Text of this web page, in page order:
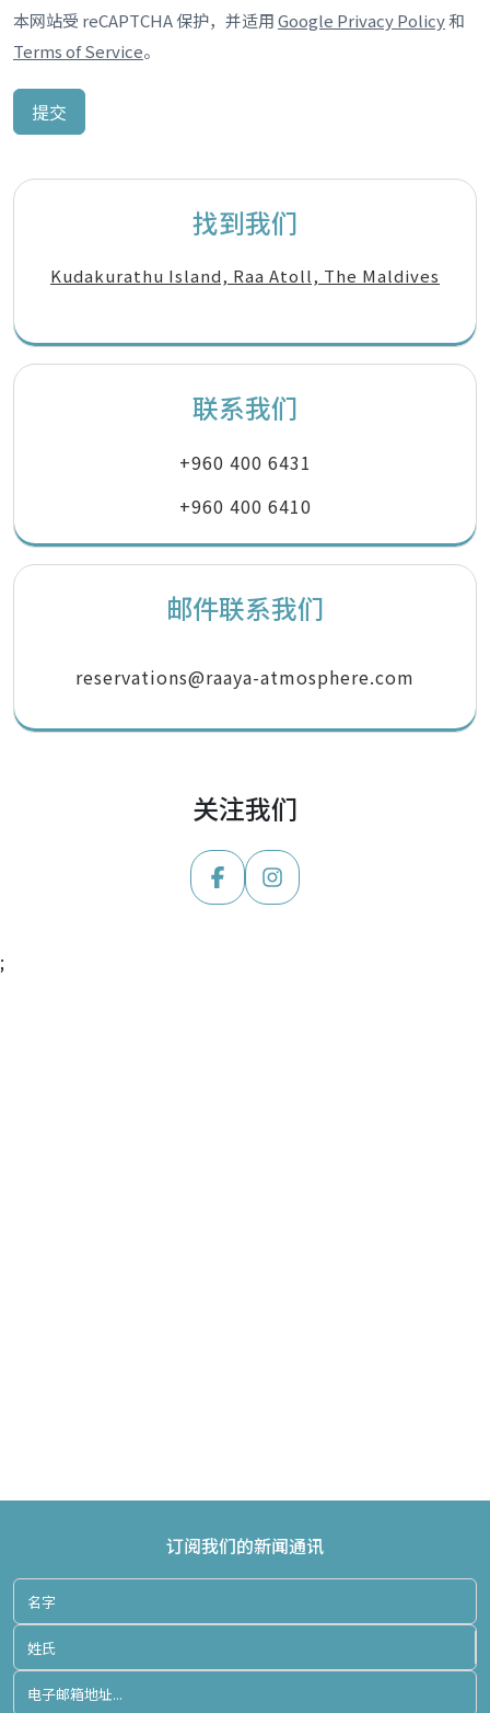
本网站受 reCAPTCHA 保护，并适用Google Privacy Policy和
Terms of Service。
提交
找到我们
Kudakurathu Island, Raa Atoll, The Maldives
联系我们
+960 400 6431
+960 400 6410
邮件联系我们
reservations@raaya-atmosphere.com
关注我们
;
订阅我们的新闻通讯